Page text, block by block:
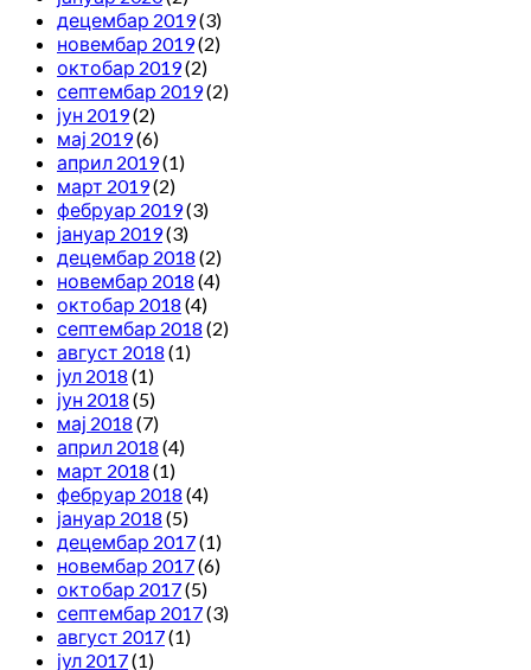
децембар 2019(3)
новембар 2019(2)
октобар 2019(2)
септембар 2019(2)
јун 2019(2)
мај 2019(6)
април 2019(1)
март 2019(2)
фебруар 2019(3)
јануар 2019(3)
децембар 2018 (2)
новембар 2018 (4)
октобар 2018 (4)
септембар 2018 (2)
август 2018 (1)
јул 2018 (1)
јун 2018 (5)
мај 2018 (7)
април 2018 (4)
март 2018 (1)
фебруар 2018 (4)
јануар 2018 (5)
децембар 2017(1)
новембар 2017(6)
октобар 2017(5)
септембар 2017(3)
август 2017(1)
јул 2017(1)